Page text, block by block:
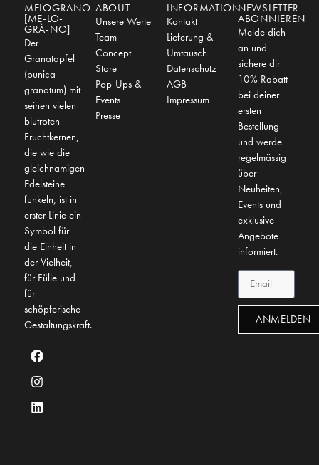
MELOGRANO
[ME-LO-
GRÀ-NO]
Der
Granatapfel
(punica
granatum) mit
seinen vielen
blutroten
Fruchtkernen,
die wie die
gleichnamigen
Edelsteine
funkeln, ist in
erster Linie ein
Symbol für
die Einheit in
der Vielheit,
für Fülle und
für
schöpferische
Gestaltungskraft.
ABOUT
Unsere Werte
Team
Concept
Store
Pop-Ups &
Events
Presse
INFORMATION
Kontakt
Lieferung &
Umtausch
Datenschutz
AGB
Impressum
NEWSLETTER
ABONNIEREN
Melde dich
an und
sichere dir
10% Rabatt
bei deiner
ersten
Bestellung
und werde
regelmässig
über
Neuheiten,
Events und
exklusive
Angebote
informiert.
ANMELDEN